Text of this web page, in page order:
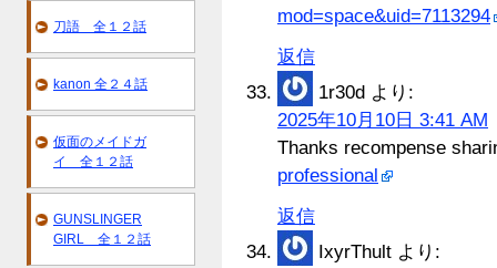
mod=space&uid=7113294
返信
1r30d より:
2025年10月10日 3:41 AM
Thanks recompense
professional
返信
IxyrThult より:
刀語 全１２話
kanon 全２４話
仮面のメイドガ
イ 全１２話
GUNSLINGER
GIRL 全１２話